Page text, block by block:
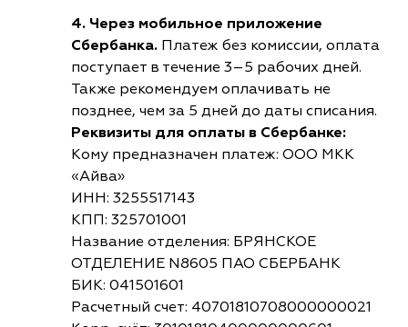
4. Через мобильное приложение
Сбербанка. Платеж без комиссии, оплата
поступает в течение 3–5 рабочих дней.
Также рекомендуем оплачивать не
позднее, чем за 5 дней до даты списания.
Реквизиты для оплаты в Сбербанке:
Кому предназначен платеж: ООО МКК
«Айва»
ИНН: 3255517143
КПП: 325701001
Название отделения: БРЯНСКОЕ
ОТДЕЛЕНИЕ N8605 ПАО СБЕРБАНК
БИК: 041501601
Расчетный счет: 40701810708000000021